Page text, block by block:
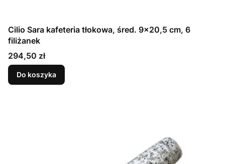
Cilio Sara kafeteria tłokowa, śred. 9x20,5 cm, 6
filiżanek
Cena
294,50 zł
Do koszyka